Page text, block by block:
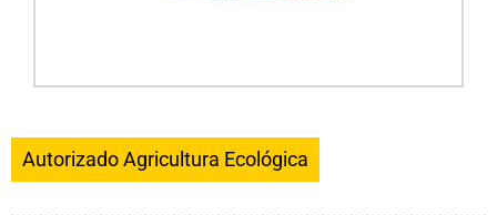
Autorizado Agricultura Ecológica